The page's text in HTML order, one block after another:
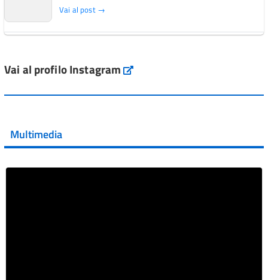
Vai al post →
Vai al post →
Vai al post →
Vai al profilo Instagram Instagram
Multimedia